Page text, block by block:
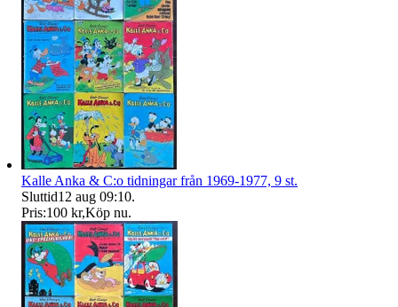
Kalle Anka & C:o tidningar från 1969-1977, 9 st.
Sluttid12 aug 09:10.
Pris:100 kr,Köp nu.